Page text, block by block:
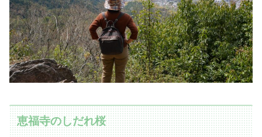
恵福寺のしだれ桜